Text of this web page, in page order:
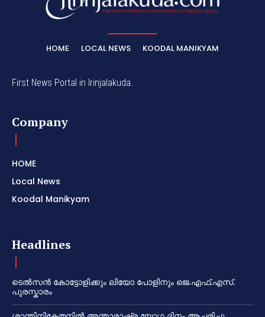
HOME LOCAL NEWS KOODAL MANIKYAM
First News Portal in Irinjalakuda.
Company
HOME
Local News
Koodal Manikyam
Headlines
ടെൽസൻ കോട്ടോളിക്കും ലിയോ പോളിനും ജെ.എഫ്.എസ്.
പുരസ്കാരം